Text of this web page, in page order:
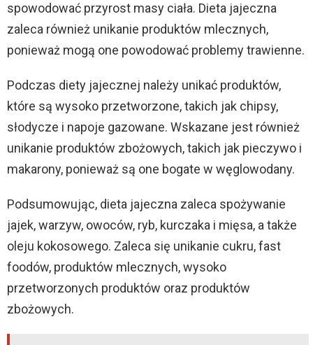
spowodować przyrost masy ciała. Dieta jajeczna
zaleca również unikanie produktów mlecznych,
ponieważ mogą one powodować problemy trawienne.
Podczas diety jajecznej należy unikać produktów,
które są wysoko przetworzone, takich jak chipsy,
słodycze i napoje gazowane. Wskazane jest również
unikanie produktów zbożowych, takich jak pieczywo i
makarony, ponieważ są one bogate w węglowodany.
Podsumowując, dieta jajeczna zaleca spożywanie
jajek, warzyw, owoców, ryb, kurczaka i mięsa, a także
oleju kokosowego. Zaleca się unikanie cukru, fast
foodów, produktów mlecznych, wysoko
przetworzonych produktów oraz produktów
zbożowych.